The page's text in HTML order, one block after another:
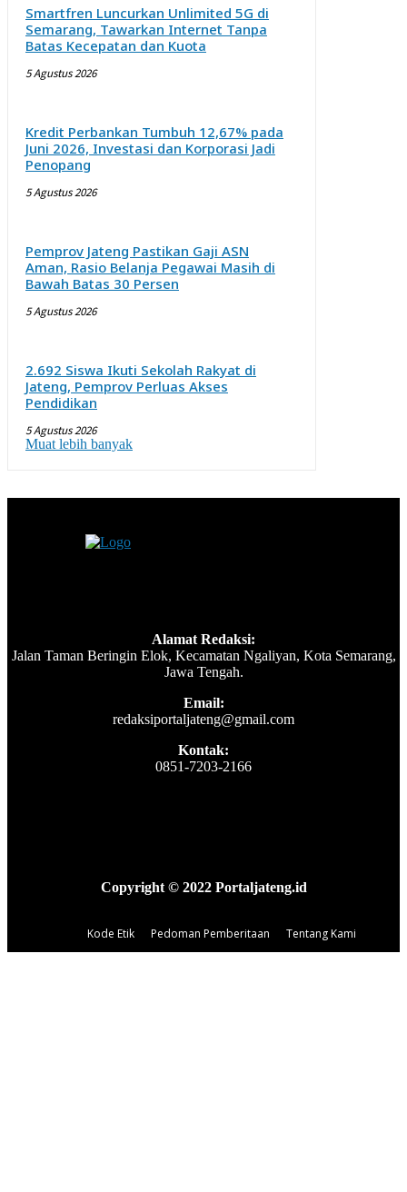
Smartfren Luncurkan Unlimited 5G di
Semarang, Tawarkan Internet Tanpa
Batas Kecepatan dan Kuota
5 Agustus 2026
Kredit Perbankan Tumbuh 12,67% pada
Juni 2026, Investasi dan Korporasi Jadi
Penopang
5 Agustus 2026
Pemprov Jateng Pastikan Gaji ASN
Aman, Rasio Belanja Pegawai Masih di
Bawah Batas 30 Persen
5 Agustus 2026
2.692 Siswa Ikuti Sekolah Rakyat di
Jateng, Pemprov Perluas Akses
Pendidikan
5 Agustus 2026
Muat lebih banyak
Alamat Redaksi:
Jalan Taman Beringin Elok, Kecamatan Ngaliyan, Kota Semarang,
Jawa Tengah.
Email:
redaksiportaljateng@gmail.com
Kontak:
0851-7203-2166
Copyright © 2022 Portaljateng.id
Kode Etik Pedoman Pemberitaan Tentang Kami